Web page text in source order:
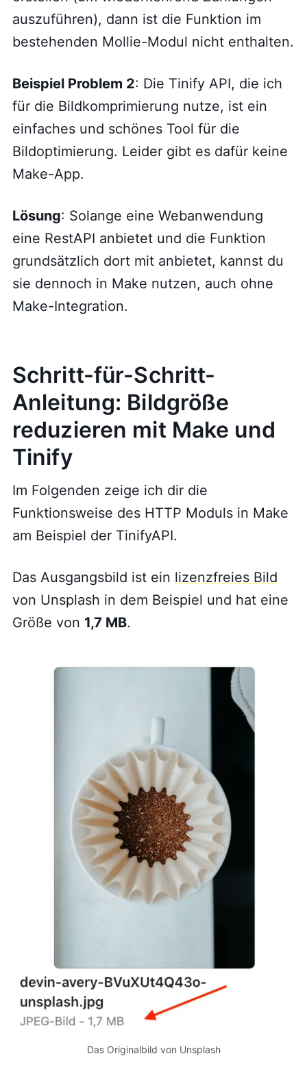
auszuführen), dann ist die Funktion im
bestehenden Mollie-Modul nicht enthalten.
Beispiel Problem 2: Die Tinify API, die ich
für die Bildkomprimierung nutze, ist ein
einfaches und schönes Tool für die
Bildoptimierung. Leider gibt es dafür keine
Make-App.
Lösung: Solange eine Webanwendung
eine RestAPI anbietet und die Funktion
grundsätzlich dort mit anbietet, kannst du
sie dennoch in Make nutzen, auch ohne
Make-Integration.
Schritt-für-Schritt-
Anleitung: Bildgröße
reduzieren mit Make und
Tinify
Im Folgenden zeige ich dir die
Funktionsweise des HTTP Moduls in Make
am Beispiel der TinifyAPI.
Das Ausgangsbild ist ein lizenzfreies Bild
von Unsplash in dem Beispiel und hat eine
Größe von 1,7 MB.
Das Originalbild von Unsplash